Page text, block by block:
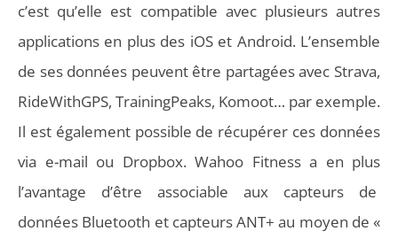
c’est qu’elle est compatible avec plusieurs autres
applications en plus des iOS et Android. L’ensemble
de ses données peuvent être partagées avec Strava,
RideWithGPS, TrainingPeaks, Komoot… par exemple.
Il est également possible de récupérer ces données
via e-mail ou Dropbox. Wahoo Fitness a en plus
l’avantage d’être associable aux capteurs de
données Bluetooth et capteurs ANT+ au moyen de «